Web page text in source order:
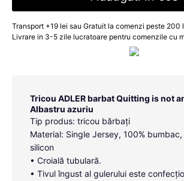
Transport +19 lei sau Gratuit la comenzi peste 200
Livrare in 3-5 zile lucratoare pentru comenzile cu
Tricou ADLER barbat Quitting is not
Albastru azuriu
Tip produs: tricou bărbați
Material: Single Jersey, 100%
silicon
• Croială tubulară.
• Tivul îngust al gulerului este